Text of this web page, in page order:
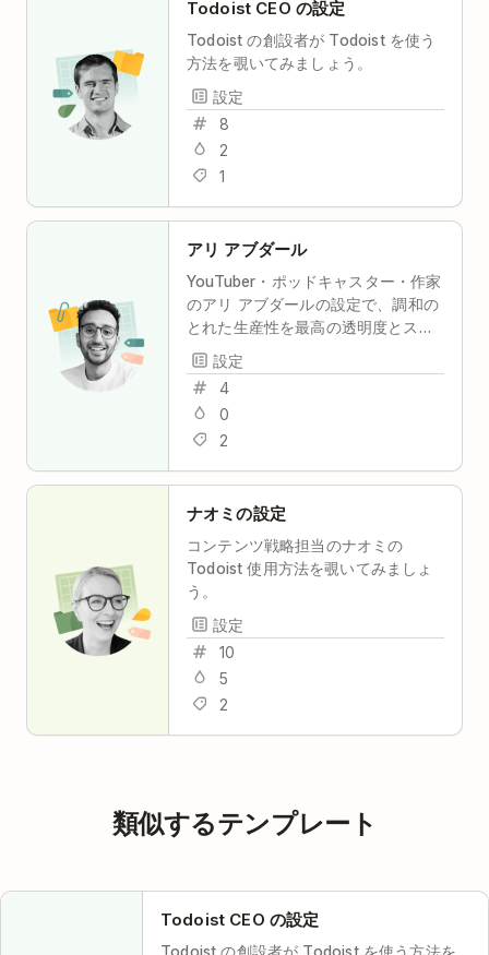
Todoist CEO の設定
Todoist の創設者が Todoist を使う
方法を覗いてみましょう。
設定
8
2
1
アリ アブダール
YouTuber・ポッドキャスター・作家
のアリ アブダールの設定で、調和の
とれた生産性を最高の透明度とスト
レスフリーで実現
設定
4
0
2
ナオミの設定
コンテンツ戦略担当のナオミの
Todoist 使用方法を覗いてみましょ
う。
設定
10
5
2
類似するテンプレート
Todoist CEO の設定
Todoist の創設者が Todoist を使う方法を